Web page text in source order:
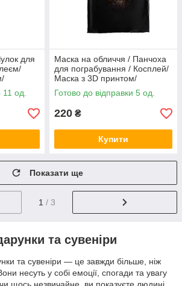
для
(
11 од.
Маска на обличчя / Панчоха
для пограбування / Косплей/
Маска з 3D принтом/
Балаклава з принтом
обличчя Каньє Вест
Готово до відправки 5 од.
220 ₴
Купити
Показати ще
1 / 3
та сувеніри
та сувеніри — це завжди більше, ніж
несуть у собі емоції, спогади та увагу
щось незвичайне, ви показуєте людині,